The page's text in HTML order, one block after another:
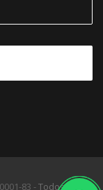
83 -Todos os